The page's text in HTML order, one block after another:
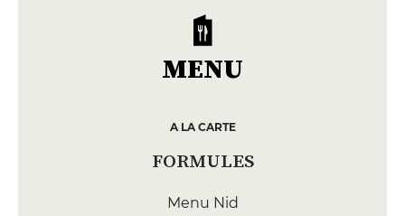
MENU
A LA CARTE
FORMULES
Menu Nid